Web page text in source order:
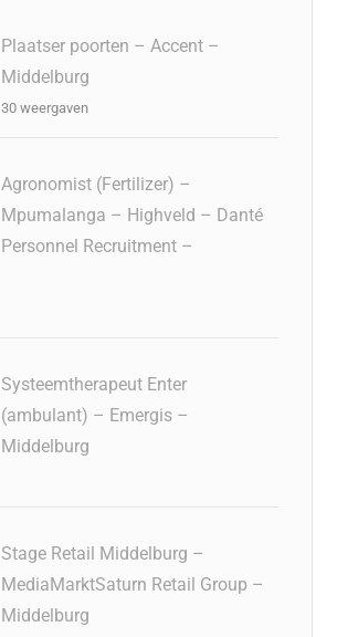
Plaatser poorten – Accent –
Middelburg
30 weergaven
Agronomist (Fertilizer) –
Mpumalanga – Highveld – Danté
Personnel Recruitment –
Systeemtherapeut Enter
(ambulant) – Emergis –
Middelburg
Stage Retail Middelburg –
MediaMarktSaturn Retail Group –
Middelburg